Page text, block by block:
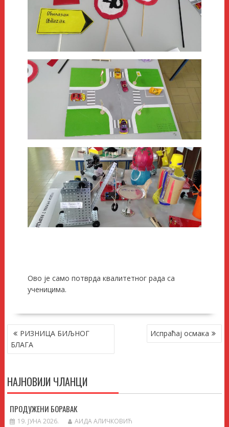
Ово је само потврда квалитетног рада са
ученицима.
КРЕТАЊЕ
ЧЛАНКА
РИЗНИЦА БИЉНОГ
БЛАГА
Испраћај осмака
НАЈНОВИЈИ ЧЛАНЦИ
ПРОДУЖЕНИ БОРАВАК
19. ЈУНА 2026. АИДА АЛИЧКОВИЋ